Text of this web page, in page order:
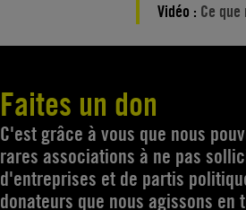
Vidéo : Ce
Faites un don
C'est grâce à vous que nous
rares associations à ne pas
d'entreprises et de partis
donateurs que nous agissons